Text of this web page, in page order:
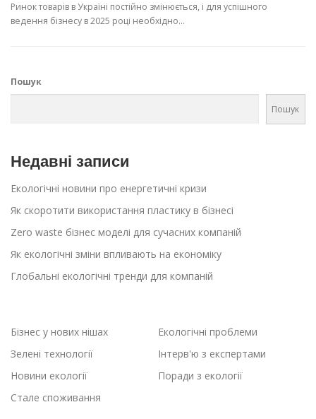
Ринок товарів в Україні постійно змінюється, і для успішного
ведення бізнесу в 2025 році необхідно…
Пошук
Пошук
Недавні записи
Екологічні новини про енергетичні кризи
Як скоротити використання пластику в бізнесі
Zero waste бізнес моделі для сучасних компаній
Як екологічні зміни впливають на економіку
Глобальні екологічні тренди для компаній
Бізнес у нових нішах
Екологічні проблеми
Зелені технології
Інтерв'ю з експертами
Новини екології
Поради з екології
Стале споживання